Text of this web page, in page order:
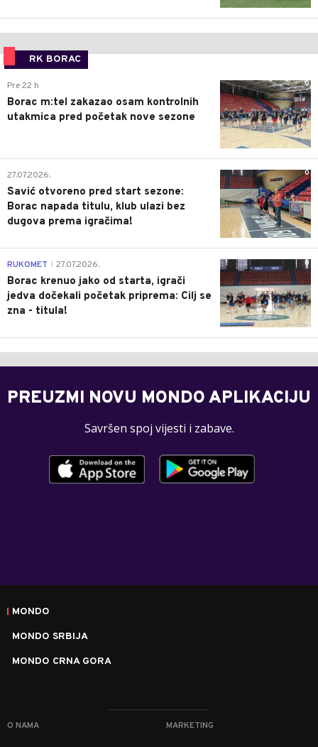
RK BORAC
0
Pre 22 h
Borac m:tel zakazao osam kontrolnih
utakmica pred početak nove sezone
0
27.07.2026.
Savić otvoreno pred start sezone:
Borac napada titulu, klub ulazi bez
dugova prema igračima!
0
RUKOMET 27.07.2026.
Borac krenuo jako od starta, igrači
jedva dočekali početak priprema: Cilj se
zna - titula!
PREUZMI NOVU MONDO APLIKACIJU
Savršen spoj vijesti i zabave.
MONDO
MONDO SRBIJA
MONDO CRNA GORA
O NAMA MARKETING